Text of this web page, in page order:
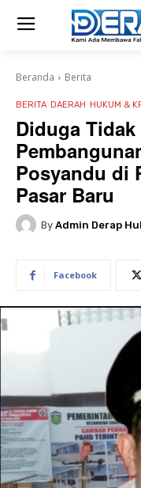
Beranda Berita
BERITA DAERAH HUKUM &
Diduga
Posyandu di
Pasar Baru
By Admin Derap
Facebook